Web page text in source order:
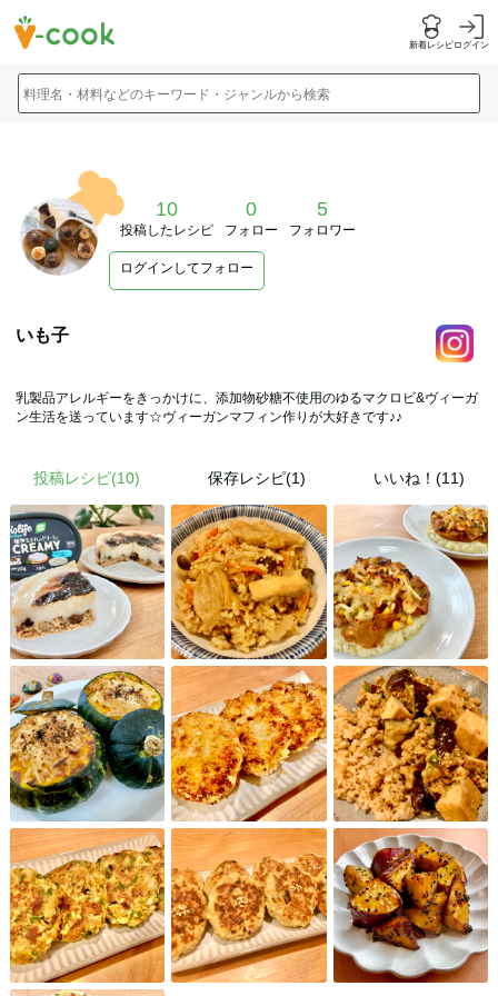
新着レシピログイン
料理名・材料などのキーワード・ジャンルから検索
10
投稿したレシピ
0
フォロー
5
フォロワー
ログインしてフォロー
いも子
乳製品アレルギーをきっかけに、添加物砂糖不使用のゆるマクロビ&ヴィーガ
ン生活を送っています☆ヴィーガンマフィン作りが大好きです♪♪
投稿レシピ(10) 保存レシピ(1) いいね！(11)